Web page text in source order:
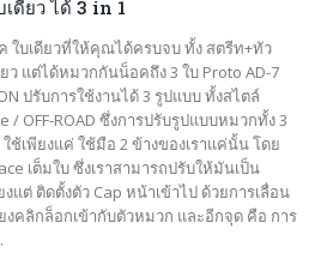
ดียว ได้ 3 in 1
ใบเดียวที่ให้คุณได้ครบจบ ทั้ง สตรีท+ทัว
ว แต่ได้หมวกกันน็อคถึง 3 ใบ Proto AD-7
ปรับการใช้งานได้ 3 รูปแบบ ทั้งสไตล์
/ OFF-ROAD ซึ่งการปรับรูปแบบหมวกทั้ง 3
ช้เพียงแค่ ใช้มือ 2 ข้างของเราแค่นั้น โดย
เต็มใบ ซึ่งเราสามารถปรับให้มันเป็น
แต่ ติดตั้งตัว Cap หน้าเข้าไป ด้วยการเลื่อน
งคลิกล็อกเข้ากับตัวหมวก และอีกจุด คือ การ